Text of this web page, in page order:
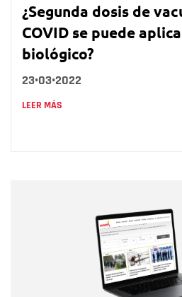
¿Segunda dosis de
COVID se puede
biológico?
23•03•2022
LEER MÁS
Correo electrónico